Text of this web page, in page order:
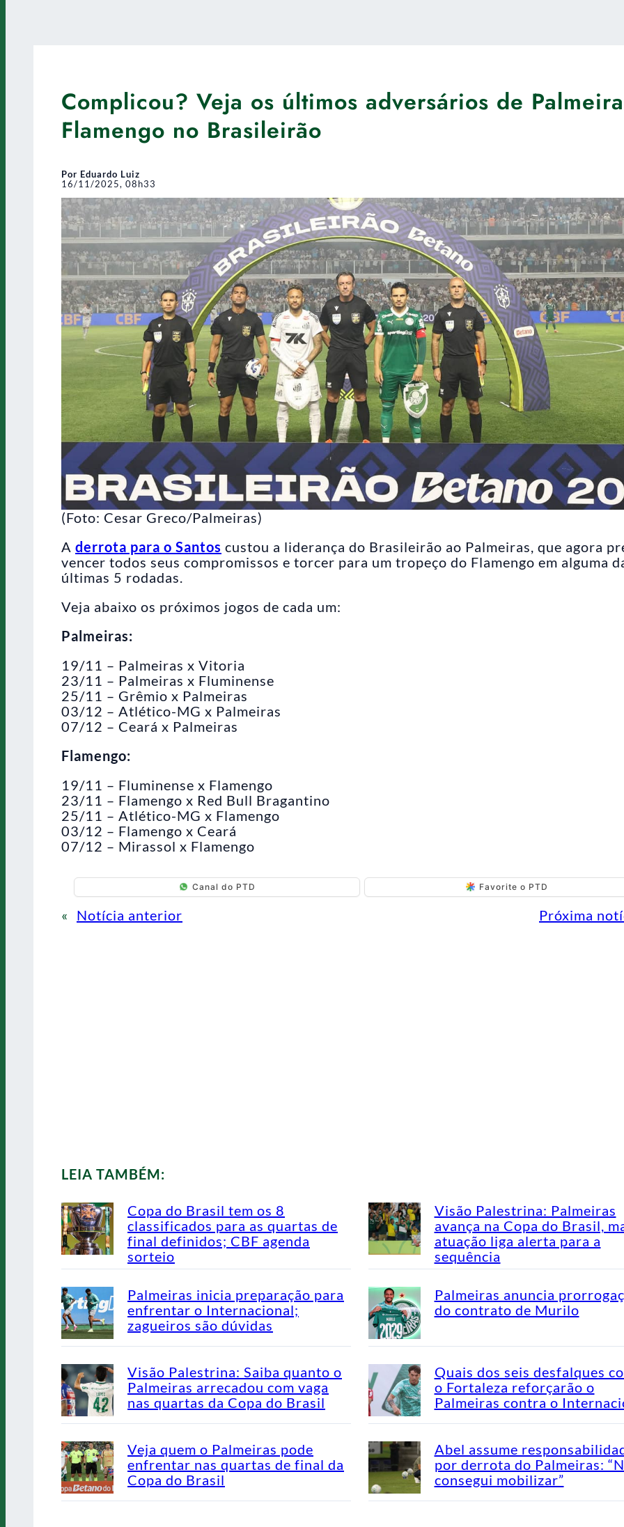
Complicou? Veja os últimos adversários de
Flamengo no Brasileirão
Por Eduardo Luiz
16/11/2025, 08h33
(Foto: Cesar Greco/Palmeiras)
A derrota para o Santos custou a liderança do Brasileirão ao Palmeiras, que agora
vencer todos seus compromissos e torcer para um tropeço do Flamengo em alguma
últimas 5 rodadas.
Veja abaixo os próximos jogos de cada um:
Palmeiras:
19/11 – Palmeiras x Vitoria
23/11 – Palmeiras x Fluminense
25/11 – Grêmio x Palmeiras
03/12 – Atlético-MG x Palmeiras
07/12 – Ceará x Palmeiras
Flamengo:
19/11 – Fluminense x Flamengo
23/11 – Flamengo x Red Bull Bragantino
25/11 – Atlético-MG x Flamengo
03/12 – Flamengo x Ceará
07/12 – Mirassol x Flamengo
Canal do PTD Favorite o PTD
« Notícia anterior Próxima
LEIA TAMBÉM:
Copa do Brasil tem os 8
classificados para as quartas de
final definidos; CBF agenda
sorteio
Visão Palestrina: Palmeiras
avança na Copa do Brasil,
atuação liga alerta para a
sequência
Palmeiras inicia preparação para
enfrentar o Internacional;
zagueiros são dúvidas
Palmeiras anuncia
do contrato de Murilo
Visão Palestrina: Saiba quanto o
Palmeiras arrecadou com vaga
nas quartas da Copa do Brasil
Quais dos seis desfalques
o Fortaleza reforçarão o
Palmeiras contra o
Veja quem o Palmeiras pode
enfrentar nas quartas de final da
Copa do Brasil
Abel assume
por derrota do Palmeiras:
consegui mobilizar”